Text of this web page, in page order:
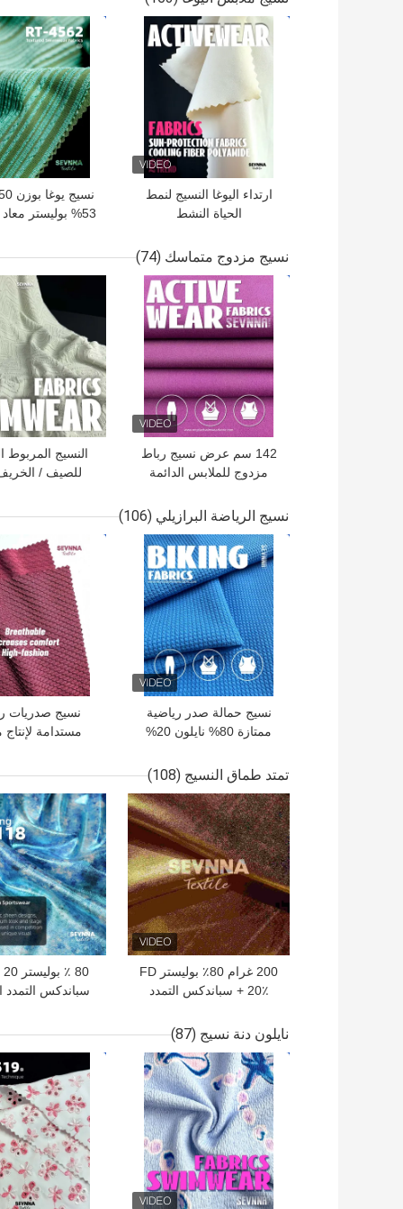
ارتداء اليوغا النسيج لنمط
الحياة النشط
افضل سعر
53% بوليستر
افضل سعر
نسيج مزدوج متماسك (74)
142 سم عرض نسيج رباط
مزدوج للملابس الدائمة
افضل سعر
النسيج المربوط
للصيف /
نسيج الرياضة البرازيلي (106)
نسيج حمالة صدر رياضية
ممتازة 80% نايلون 20%
افضل سعر
نسيج صدريات
مستدامة
افضل سعر
تمتد طماق النسيج (108)
200 غرام 80٪ بوليستر FD
+ 20٪ سباندكس التمدد
افضل سعر
سباندكس التمدد
افضل سعر
نايلون دنة نسيج (87)
افضل سعر